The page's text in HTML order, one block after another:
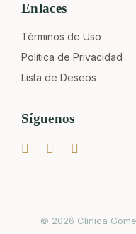
Enlaces
Términos de Uso
Política de Privacidad
Lista de Deseos
Síguenos
© 2026 Clinica